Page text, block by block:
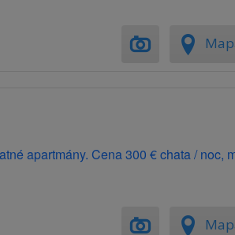
apartmány. Cena 300 € chata / noc,